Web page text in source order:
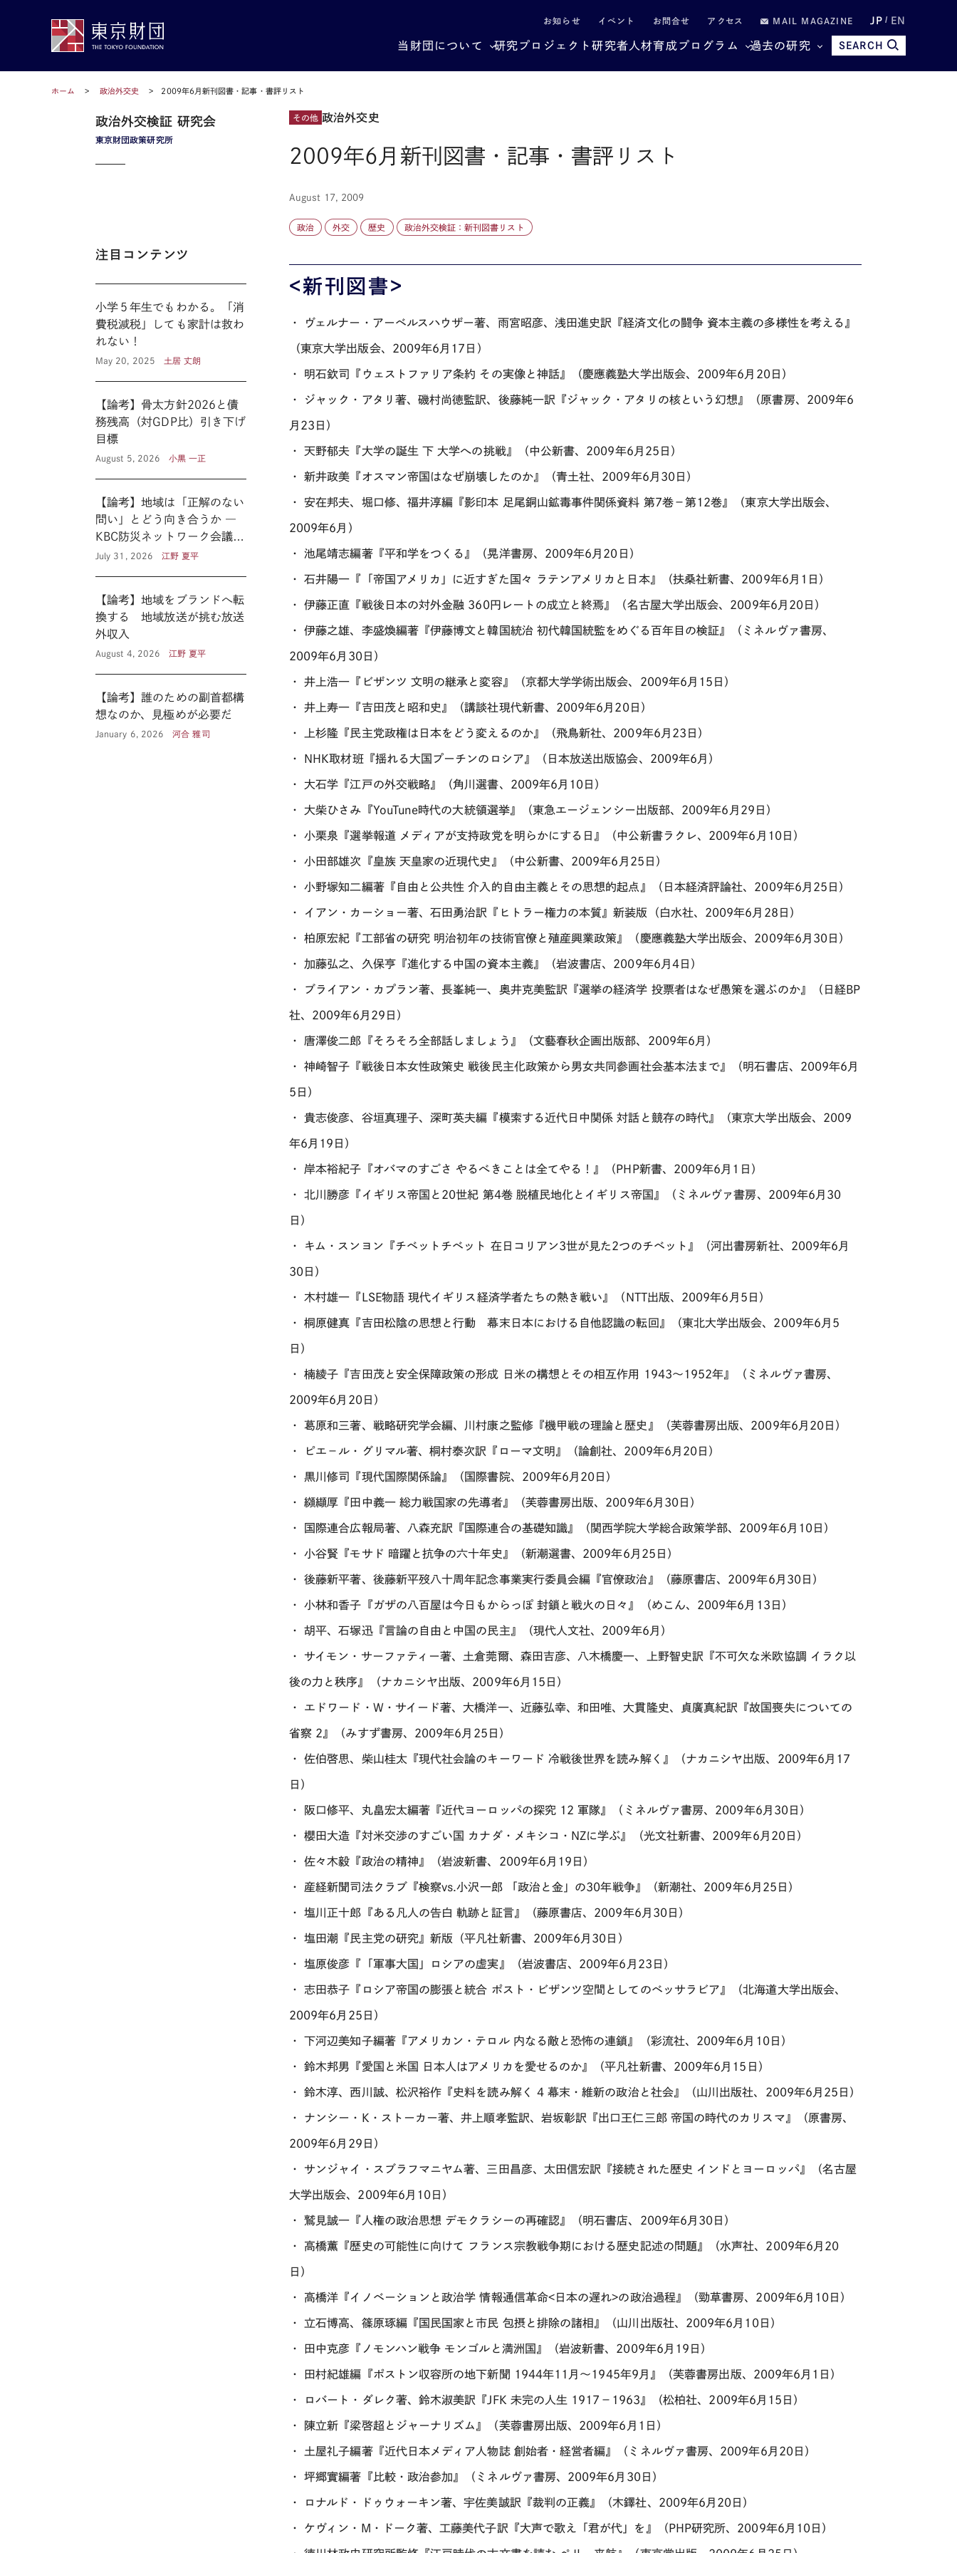
お知らせ イベント お問合せ アクセス MAIL MAGAZINE JP EN
当財団について 研究プロジェクト研究者 人材育成プログラム 過去の研究 SEARCH
ホーム 政治外交史 2009年6月新刊図書・記事・書評リスト
その他 政治外交史
2009年6月新刊図書・記事・書評リスト
August 17, 2009
政治 外交 歴史 政治外交検証：新刊図書リスト
<新刊図書>
・ ヴェルナー・アーベルスハウザー著、雨宮昭彦、浅田進史訳『経済文化の闘争 資本主義の多様性を考える』
（東京大学出版会、2009年6月17日）
・ 明石欽司『ウェストファリア条約 その実像と神話』（慶應義塾大学出版会、2009年6月20日）
・ ジャック・アタリ著、磯村尚徳監訳、後藤純一訳『ジャック・アタリの核という幻想』（原書房、2009年6
月23日）
・ 天野郁夫『大学の誕生 下 大学への挑戦』（中公新書、2009年6月25日）
・ 新井政美『オスマン帝国はなぜ崩壊したのか』（青土社、2009年6月30日）
・ 安在邦夫、堀口修、福井淳編『影印本 足尾銅山鉱毒事件関係資料 第7巻－第12巻』（東京大学出版会、
2009年6月）
・ 池尾靖志編著『平和学をつくる』（晃洋書房、2009年6月20日）
・ 石井陽一『「帝国アメリカ」に近すぎた国々 ラテンアメリカと日本』（扶桑社新書、2009年6月1日）
・ 伊藤正直『戦後日本の対外金融 360円レートの成立と終焉』（名古屋大学出版会、2009年6月20日）
・ 伊藤之雄、李盛煥編著『伊藤博文と韓国統治 初代韓国統監をめぐる百年目の検証』（ミネルヴァ書房、
2009年6月30日）
・ 井上浩一『ビザンツ 文明の継承と変容』（京都大学学術出版会、2009年6月15日）
・ 井上寿一『吉田茂と昭和史』（講談社現代新書、2009年6月20日）
・ 上杉隆『民主党政権は日本をどう変えるのか』（飛鳥新社、2009年6月23日）
・ NHK取材班『揺れる大国プーチンのロシア』（日本放送出版協会、2009年6月）
・ 大石学『江戸の外交戦略』（角川選書、2009年6月10日）
・ 大柴ひさみ『YouTune時代の大統領選挙』（東急エージェンシー出版部、2009年6月29日）
・ 小栗泉『選挙報道 メディアが支持政党を明らかにする日』（中公新書ラクレ、2009年6月10日）
・ 小田部雄次『皇族 天皇家の近現代史』（中公新書、2009年6月25日）
・ 小野塚知二編著『自由と公共性 介入的自由主義とその思想的起点』（日本経済評論社、2009年6月25日）
・ イアン・カーショー著、石田勇治訳『ヒトラー権力の本質』新装版（白水社、2009年6月28日）
・ 柏原宏紀『工部省の研究 明治初年の技術官僚と殖産興業政策』（慶應義塾大学出版会、2009年6月30日）
・ 加藤弘之、久保亨『進化する中国の資本主義』（岩波書店、2009年6月4日）
・ ブライアン・カプラン著、長峯純一、奥井克美監訳『選挙の経済学 投票者はなぜ愚策を選ぶのか』（日経BP
社、2009年6月29日）
・ 唐澤俊二郎『そろそろ全部話しましょう』（文藝春秋企画出版部、2009年6月）
・ 神崎智子『戦後日本女性政策史 戦後民主化政策から男女共同参画社会基本法まで』（明石書店、2009年6月
5日）
・ 貴志俊彦、谷垣真理子、深町英夫編『模索する近代日中関係 対話と競存の時代』（東京大学出版会、2009
年6月19日）
・ 岸本裕紀子『オバマのすごさ やるべきことは全てやる！』（PHP新書、2009年6月1日）
・ 北川勝彦『イギリス帝国と20世紀 第4巻 脱植民地化とイギリス帝国』（ミネルヴァ書房、2009年6月30
日）
・ キム・スンヨン『チベットチベット 在日コリアン3世が見た2つのチベット』（河出書房新社、2009年6月
30日）
・ 木村雄一『LSE物語 現代イギリス経済学者たちの熱き戦い』（NTT出版、2009年6月5日）
・ 桐原健真『吉田松陰の思想と行動 幕末日本における自他認識の転回』（東北大学出版会、2009年6月5
日）
・ 楠綾子『吉田茂と安全保障政策の形成 日米の構想とその相互作用 1943～1952年』（ミネルヴァ書房、
2009年6月20日）
・ 葛原和三著、戦略研究学会編、川村康之監修『機甲戦の理論と歴史』（芙蓉書房出版、2009年6月20日）
・ ピエ－ル・グリマル著、桐村泰次訳『ローマ文明』（論創社、2009年6月20日）
・ 黒川修司『現代国際関係論』（国際書院、2009年6月20日）
・ 纐纈厚『田中義一 総力戦国家の先導者』（芙蓉書房出版、2009年6月30日）
・ 国際連合広報局著、八森充訳『国際連合の基礎知識』（関西学院大学総合政策学部、2009年6月10日）
・ 小谷賢『モサド 暗躍と抗争の六十年史』（新潮選書、2009年6月25日）
・ 後藤新平著、後藤新平歿八十周年記念事業実行委員会編『官僚政治』（藤原書店、2009年6月30日）
・ 小林和香子『ガザの八百屋は今日もからっぽ 封鎖と戦火の日々』（めこん、2009年6月13日）
・ 胡平、石塚迅『言論の自由と中国の民主』（現代人文社、2009年6月）
・ サイモン・サーファティー著、土倉莞爾、森田吉彦、八木橋慶一、上野智史訳『不可欠な米欧協調 イラク以
後の力と秩序』（ナカニシヤ出版、2009年6月15日）
・ エドワード・W・サイード著、大橋洋一、近藤弘幸、和田唯、大貫隆史、貞廣真紀訳『故国喪失についての
省察 2』（みすず書房、2009年6月25日）
・ 佐伯啓思、柴山桂太『現代社会論のキーワード 冷戦後世界を読み解く』（ナカニシヤ出版、2009年6月17
日）
・ 阪口修平、丸畠宏太編著『近代ヨーロッパの探究 12 軍隊』（ミネルヴァ書房、2009年6月30日）
・ 櫻田大造『対米交渉のすごい国 カナダ・メキシコ・NZに学ぶ』（光文社新書、2009年6月20日）
・ 佐々木毅『政治の精神』（岩波新書、2009年6月19日）
・ 産経新聞司法クラブ『検察vs.小沢一郎 「政治と金」の30年戦争』（新潮社、2009年6月25日）
・ 塩川正十郎『ある凡人の告白 軌跡と証言』（藤原書店、2009年6月30日）
・ 塩田潮『民主党の研究』新版（平凡社新書、2009年6月30日）
・ 塩原俊彦『「軍事大国」ロシアの虚実』（岩波書店、2009年6月23日）
・ 志田恭子『ロシア帝国の膨張と統合 ポスト・ビザンツ空間としてのベッサラビア』（北海道大学出版会、
2009年6月25日）
・ 下河辺美知子編著『アメリカン・テロル 内なる敵と恐怖の連鎖』（彩流社、2009年6月10日）
・ 鈴木邦男『愛国と米国 日本人はアメリカを愛せるのか』（平凡社新書、2009年6月15日）
・ 鈴木淳、西川誠、松沢裕作『史料を読み解く 4 幕末・維新の政治と社会』（山川出版社、2009年6月25日）
・ ナンシー・K・ストーカー著、井上順孝監訳、岩坂彰訳『出口王仁三郎 帝国の時代のカリスマ』（原書房、
2009年6月29日）
・ サンジャイ・スブラフマニヤム著、三田昌彦、太田信宏訳『接続された歴史 インドとヨーロッパ』（名古屋
大学出版会、2009年6月10日）
・ 鷲見誠一『人権の政治思想 デモクラシーの再確認』（明石書店、2009年6月30日）
・ 高橋薫『歴史の可能性に向けて フランス宗教戦争期における歴史記述の問題』（水声社、2009年6月20
日）
・ 高橋洋『イノベーションと政治学 情報通信革命<日本の遅れ>の政治過程』（勁草書房、2009年6月10日）
・ 立石博高、篠原琢編『国民国家と市民 包摂と排除の諸相』（山川出版社、2009年6月10日）
・ 田中克彦『ノモンハン戦争 モンゴルと満洲国』（岩波新書、2009年6月19日）
・ 田村紀雄編『ポストン収容所の地下新聞 1944年11月～1945年9月』（芙蓉書房出版、2009年6月1日）
・ ロバート・ダレク著、鈴木淑美訳『JFK 未完の人生 1917－1963』（松柏社、2009年6月15日）
・ 陳立新『梁啓超とジャーナリズム』（芙蓉書房出版、2009年6月1日）
・ 土屋礼子編著『近代日本メディア人物誌 創始者・経営者編』（ミネルヴァ書房、2009年6月20日）
・ 坪郷實編著『比較・政治参加』（ミネルヴァ書房、2009年6月30日）
・ ロナルド・ドゥウォーキン著、宇佐美誠訳『裁判の正義』（木鐸社、2009年6月20日）
・ ケヴィン・M・ドーク著、工藤美代子訳『大声で歌え「君が代」を』（PHP研究所、2009年6月10日）
東京財団政策研究所
政治外交検証 研究会
注目コンテンツ
小学５年生でもわかる。「消
費税減税」しても家計は救わ
れない！
May 20, 2025 土居 丈朗
【論考】骨太方針2026と債
務残高（対GDP比）引き下げ
目標
August 5, 2026 小黒 一正
【論考】地域は「正解のない
問い」とどう向き合うか ―
KBC防災ネットワーク会議に
見る新たな公共性 ―
July 31, 2026 江野 夏平
【論考】地域をブランドへ転
換する 地域放送が挑む放送
外収入
August 4, 2026 江野 夏平
【論考】誰のための副首都構
想なのか、見極めが必要だ
January 6, 2026 河合 雅司